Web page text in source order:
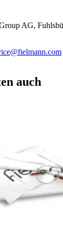
AG,
auch